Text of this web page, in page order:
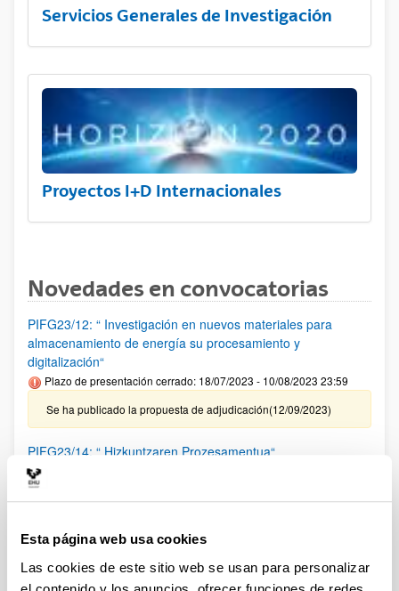
Esta página web usa cookies
Las cookies de este sitio web se usan para personalizar
Servicios Generales de Investigación
Proyectos I+D Internacionales
Novedades en convocatorias
PIFG23/12: “ Investigación en nuevos materiales para
almacenamiento de energía su procesamiento y
digitalización“
Plazo de presentación cerrado: 18/07/2023 - 10/08/2023 23:59
Se ha publicado la propuesta de adjudicación(12/09/2023)
PIFG23/14: “ Hizkuntzaren Prozesamentua“
Se ha publicado la propuesta de adjudicación(12/09/2023)
PIFG23/13: “ Modelado, simulación, emulación y Control de
Sistemas de Energía, así como de robótica móvil mediante
aprendizaje profundo y otras técnicas inteligentes“